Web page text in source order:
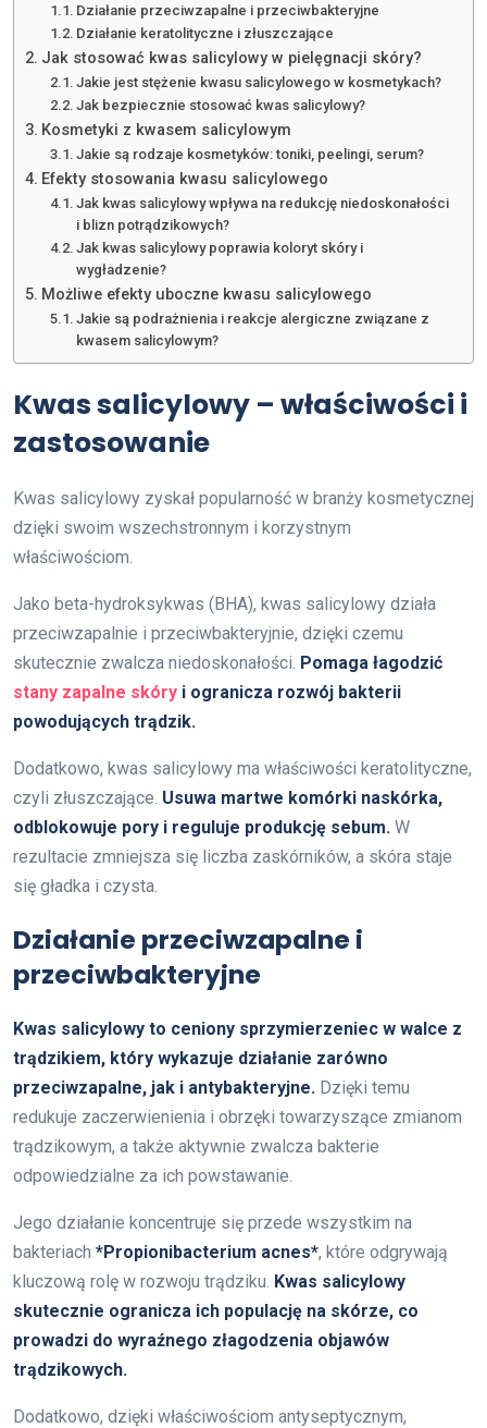
Działanie przeciwzapalne i przeciwbakteryjne
Działanie keratolityczne i złuszczające
Jak stosować kwas salicylowy w pielęgnacji skóry?
Jakie jest stężenie kwasu salicylowego w kosmetykach?
Jak bezpiecznie stosować kwas salicylowy?
Kosmetyki z kwasem salicylowym
Jakie są rodzaje kosmetyków: toniki, peelingi, serum?
Efekty stosowania kwasu salicylowego
Jak kwas salicylowy wpływa na redukcję niedoskonałości
i blizn potrądzikowych?
Jak kwas salicylowy poprawia koloryt skóry i
wygładzenie?
Możliwe efekty uboczne kwasu salicylowego
Jakie są podrażnienia i reakcje alergiczne związane z
kwasem salicylowym?
Kwas salicylowy – właściwości i
zastosowanie
Kwas salicylowy zyskał popularność w branży kosmetycznej
dzięki swoim wszechstronnym i korzystnym
właściwościom.
Jako beta-hydroksykwas (BHA), kwas salicylowy działa
przeciwzapalnie i przeciwbakteryjnie, dzięki czemu
skutecznie zwalcza niedoskonałości. Pomaga łagodzić
stany zapalne skóry i ogranicza rozwój bakterii
powodujących trądzik.
Dodatkowo, kwas salicylowy ma właściwości keratolityczne,
czyli złuszczające. Usuwa martwe komórki naskórka,
odblokowuje pory i reguluje produkcję sebum. W
rezultacie zmniejsza się liczba zaskórników, a skóra staje
się gładka i czysta.
Działanie przeciwzapalne i
przeciwbakteryjne
Kwas salicylowy to ceniony sprzymierzeniec w walce z
trądzikiem, który wykazuje działanie zarówno
przeciwzapalne, jak i antybakteryjne. Dzięki temu
redukuje zaczerwienienia i obrzęki towarzyszące zmianom
trądzikowym, a także aktywnie zwalcza bakterie
odpowiedzialne za ich powstawanie.
Jego działanie koncentruje się przede wszystkim na
bakteriach *Propionibacterium acnes*, które odgrywają
kluczową rolę w rozwoju trądziku. Kwas salicylowy
skutecznie ogranicza ich populację na skórze, co
prowadzi do wyraźnego złagodzenia objawów
trądzikowych.
Dodatkowo, dzięki właściwościom antyseptycznym,